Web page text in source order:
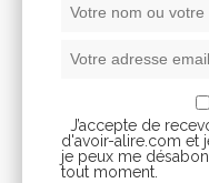
J’accepte de
d'avoir-alire.com et
je peux me
tout moment.